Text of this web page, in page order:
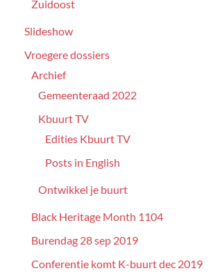
Zuidoost
Slideshow
Vroegere dossiers
Archief
Gemeenteraad 2022
Kbuurt TV
Edities Kbuurt TV
Posts in English
Ontwikkel je buurt
Black Heritage Month 1104
Burendag 28 sep 2019
Conferentie komt K-buurt dec 2019